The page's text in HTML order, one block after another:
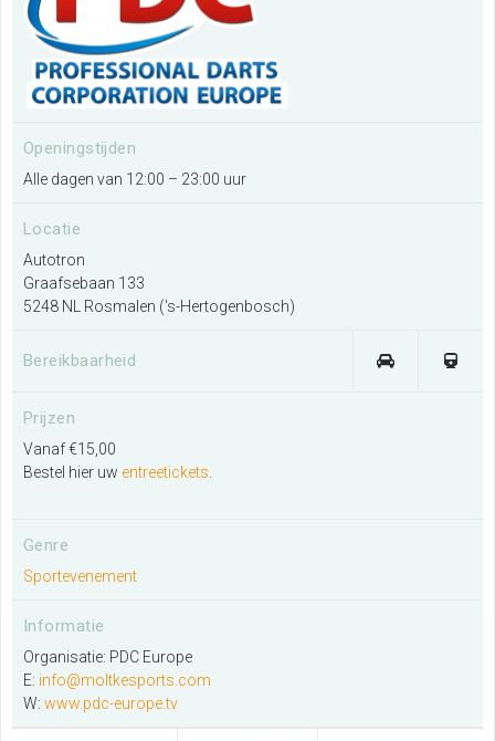
Ik wil een evenement organiseren
Meer informatie
Meer informatie
Meer informatie
Openingstijden
Alle dagen van 12:00 – 23:00 uur
Locatie
Autotron
Graafsebaan 133
5248 NL Rosmalen ('s-Hertogenbosch)
Bereikbaarheid
Prijzen
Vanaf €15,00
Bestel hier uw entreetickets
Genre
Sportevenement
Informatie
Organisatie: PDC Europe
E: info@moltkesports.com
W: www.pdc-europe.tv